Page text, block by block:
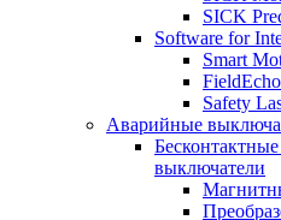
SICK
Software for
Smart
Safety
Аварийные
выключатели